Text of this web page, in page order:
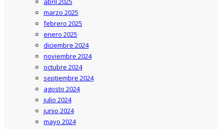
marzo 2025
febrero 2025
enero 2025
diciembre 2024
noviembre 2024
octubre 2024
septiembre 2024
agosto 2024
julio 2024
junio 2024
mayo 2024